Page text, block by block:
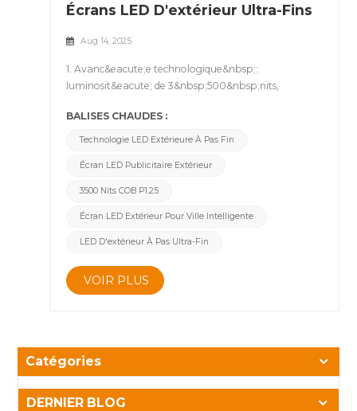
Écrans LED D'extérieur Ultra-Fins
Aug 14, 2025
1. Avanc&eacute;e technologique&nbsp;:
luminosit&eacute; de 3&nbsp;500&nbsp;nits,
Dans le secteur des &eacute;crans LED
ext&eacute;rieurs, la luminosit&eacute; est l'un des
visibilit&eacute;. Actuellement, la plupart des
modules COB du march&eacute; offrent
ext&eacute;rieur : suffisant pour une lisibilit&eacute;
de base en plein soleil, mais pas toujours suffisant
sous un &eacute;clairage extr&ecirc;me. Les
derni&egrave;res nouvelles du CNLC Module haute
nits luminosit&eacute; et a pass&eacute; des
certifications rigoureuses de performance en
ext&eacute;rieur. Ce bond en avant significatif
garantit une visibilit&eacute; exceptionnelle
BALISES CHAUDES :
Technologie LED Extérieure À Pas Fin
Écran LED Publicitaire Extérieur
3500 Nits COB P1.25
Écran LED Extérieur Pour Ville Intelligente
LED D'extérieur À Pas Ultra-Fin
VOIR PLUS
Catégories
DERNIER BLOG